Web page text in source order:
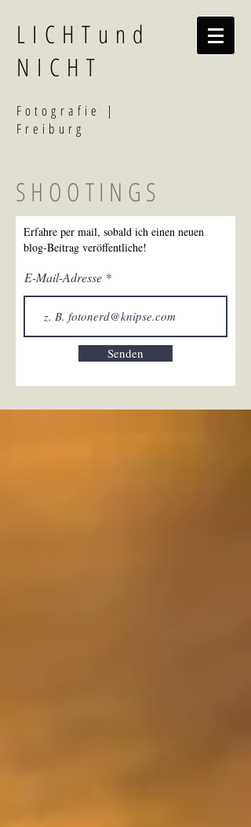
LICHTund
NICHT
Fotografi e |
Freiburg
SHOOTINGS
Erfahre per mail, sobald ich einen neuen
blog-Beitrag veröffentliche!
E-Mail-Adresse
Senden